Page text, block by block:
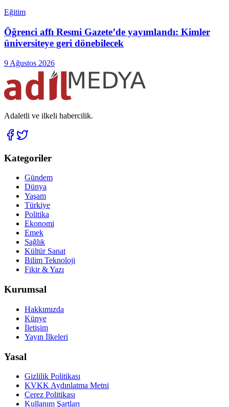
Eğitim
Öğrenci affı Resmi Gazete’de yayımlandı: Kimler
üniversiteye geri dönebilecek
9 Ağustos 2026
Adaletli ve ilkeli habercilik.
Kategoriler
Gündem
Dünya
Yaşam
Türkiye
Politika
Ekonomi
Emek
Sağlık
Kültür Sanat
Bilim Teknoloji
Fikir & Yazı
Kurumsal
Hakkımızda
Künye
İletişim
Yayın İlkeleri
Yasal
Gizlilik Politikası
KVKK Aydınlatma Metni
Çerez Politikası
Kullanım Şartları